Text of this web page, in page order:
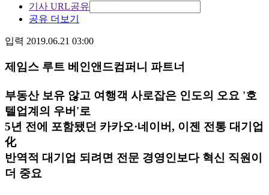
기사 URL공유
공유 더보기
입력 2019.06.21 03:00
제임스 루트 베인앤드컴퍼니 파트너
부동산 보유 않고 여행객 사로잡은 인도의 오요 '호
텔업계의 우버'로
5년 전에 포함됐던 카카오·네이버, 이젠 전통 대기업
化
반역적 대기업 되려면 전문 경영인보다 혁신 직원이
더 중요